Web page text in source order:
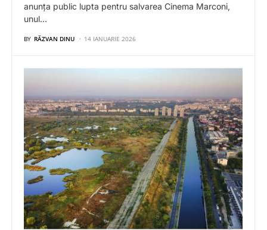
anunța public lupta pentru salvarea Cinema Marconi,
unul…
BY RĂZVAN DINU 14 IANUARIE 2026